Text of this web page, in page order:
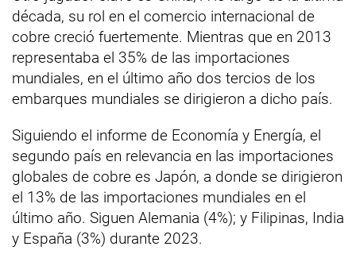
década, su rol en el comercio internacional de
cobre creció fuertemente. Mientras que en 2013
representaba el 35% de las importaciones
mundiales, en el último año dos tercios de los
embarques mundiales se dirigieron a dicho país.
Siguiendo el informe de Economía y Energía, el
segundo país en relevancia en las importaciones
globales de cobre es Japón, a donde se dirigieron
el 13% de las importaciones mundiales en el
último año. Siguen Alemania (4%); y Filipinas, India
y España (3%) durante 2023.